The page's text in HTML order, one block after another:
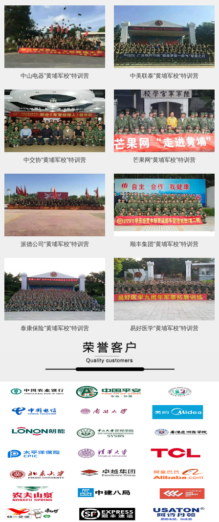
中山电器”黄埔军校“特训营 中美联泰”黄埔军校“特训营
中交协“黄埔军校”特训营 芒果网“黄埔军校”特训营
派德公司“黄埔军校”特训营 顺丰集团“黄埔军校”特训营
泰康保险”黄埔军校“特训营 易好医学“黄埔军校”特训营